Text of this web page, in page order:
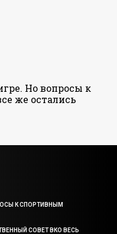
Но вопросы к
же остались
К СПОРТИВНЫМ
СОВЕТ ВКО ВЕСЬ